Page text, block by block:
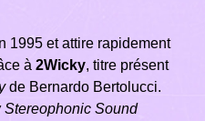
1995 et attire rapidement
à2Wicky, titre présent
de Bernardo Bertolucci.
Stereophonic Sound